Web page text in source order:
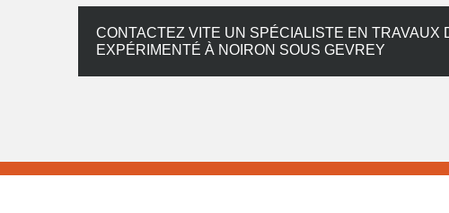
CONTACTEZ VITE UN SPÉCIALISTE EN TRAVAUX
EXPÉRIMENTÉ À NOIRON SOUS GEVREY